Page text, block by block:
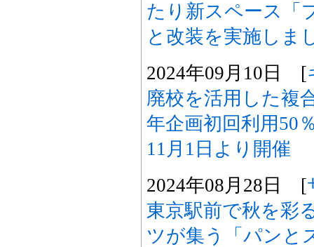
たり新スペース「
と改装を実施しま
2024年09月10日 [
廃校を活用した複
年企画初回利用50
11月1日より開催
2024年08月28日 [
東京駅前で秋を彩
ツが集う「パンと